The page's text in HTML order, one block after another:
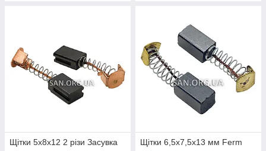
Щітки 5х8х12 2 різи Засувка
Щітки 6,5х7,5х13 мм Ferm